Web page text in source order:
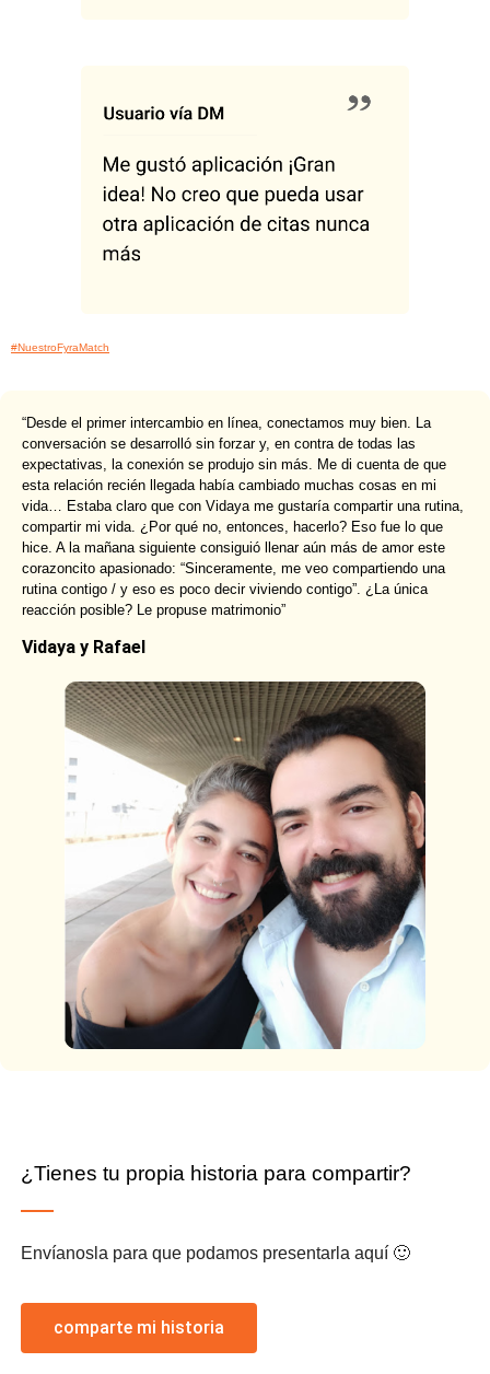
#NuestroFyraMatch
“Desde el primer intercambio en línea, conectamos muy bien. La
conversación se desarrolló sin forzar y, en contra de todas las
expectativas, la conexión se produjo sin más. Me di cuenta de que
esta relación recién llegada había cambiado muchas cosas en mi
vida… Estaba claro que con Vidaya me gustaría compartir una rutina,
compartir mi vida. ¿Por qué no, entonces, hacerlo? Eso fue lo que
hice. A la mañana siguiente consiguió llenar aún más de amor este
corazoncito apasionado: “Sinceramente, me veo compartiendo una
rutina contigo / y eso es poco decir viviendo contigo”. ¿La única
reacción posible? Le propuse matrimonio”
Vidaya y Rafael
¿Tienes tu propia historia para compartir?
Envíanosla para que podamos presentarla aquí 🙂
comparte mi historia